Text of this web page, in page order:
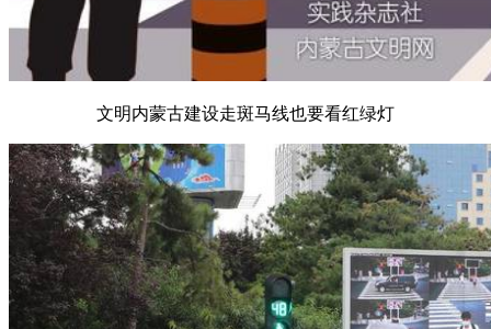
文明内蒙古建设走斑马线也要看红绿灯